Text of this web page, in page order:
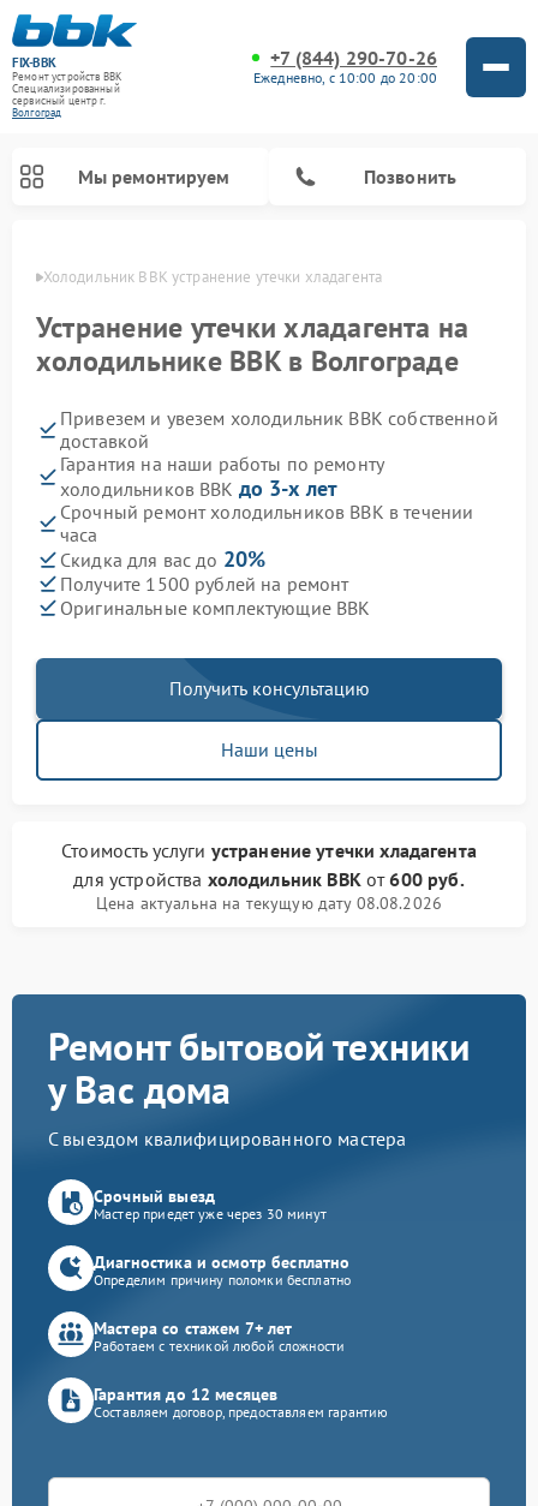
FIX-BBK
Ремонт устройств BBK
Специализированный
cервисный центр г.
Волгоград
+7 (844) 290-70-26
Ежедневно, с 10:00 до 20:00
Мы ремонтируем Позвонить
Холодильник BBK устранение утечки хладагента
Устранение утечки хладагента на
холодильнике BBK в Волгограде
Привезем и увезем холодильник BBK собственной
доставкой
Гарантия на наши работы по ремонту
холодильников BBK до 3-х лет
Срочный ремонт холодильников BBK в течении
часа
Скидка для вас до 20%
Получите 1500 рублей на ремонт
Оригинальные комплектующие BBK
Получить консультацию
Наши цены
Стоимость услуги устранение утечки хладагента
для устройства холодильник BBKот600 руб.
Цена актуальна на текущую дату 08.08.2026
Ремонт бытовой техники
у Вас дома
С выездом квалифицированного мастера
Срочный выезд
Мастер приедет уже через 30 минут
Диагностика и осмотр бесплатно
Определим причину поломки бесплатно
Мастера со стажем 7+ лет
Работаем с техникой любой сложности
Гарантия до 12 месяцев
Составляем договор, предоставляем гарантию